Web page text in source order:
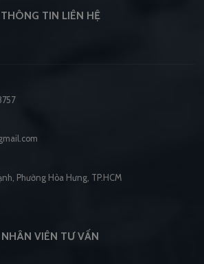
THÔNG TIN LIÊN HỆ
Phường Hòa Hưng, TP.HCM
NHÂN VIÊN TƯ VẤN